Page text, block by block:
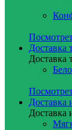
Доставка
Доставка
Доставка
Доставка